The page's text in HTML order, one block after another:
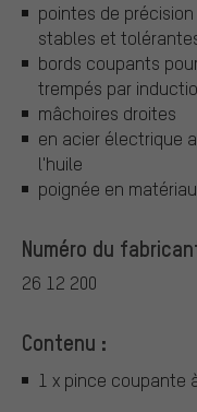
pointes de
stables et
bords coupants
trempés par
mâchoires droites
en acier électrique
l'huile
poignée en
Numéro du
26 12 200
Contenu :
1 x pince coupante